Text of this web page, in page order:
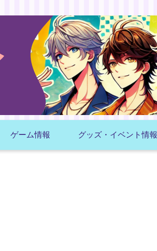
ゲーム情報 グッズ・イベント情報